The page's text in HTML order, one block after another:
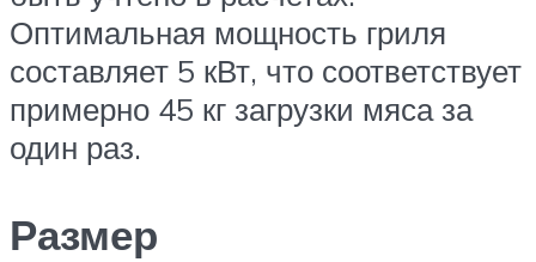
Оптимальная мощность гриля
составляет 5 кВт, что соответствует
примерно 45 кг загрузки мяса за
один раз.
Размер